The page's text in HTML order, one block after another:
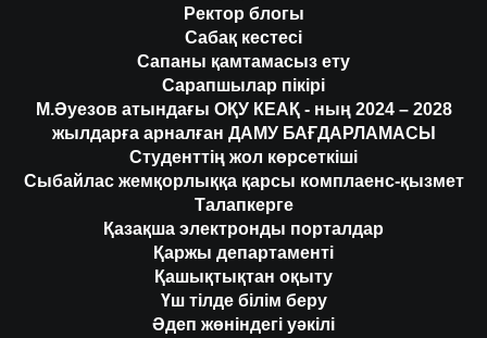
Ректор блогы
Сабақ кестесі
Сапаны қамтамасыз ету
Сарапшылар пікірі
М.Әуезов атындағы ОҚУ КЕАҚ - ның 2024 – 2028
жылдарға арналған ДАМУ БАҒДАРЛАМАСЫ
Студенттің жол көрсеткіші
Сыбайлас жемқорлыққа қарсы комплаенс-қызмет
Талапкерге
Қазақша электронды порталдар
Қаржы департаменті
Қашықтықтан оқыту
Үш тілде білім беру
Әдеп жөніндегі уәкілі